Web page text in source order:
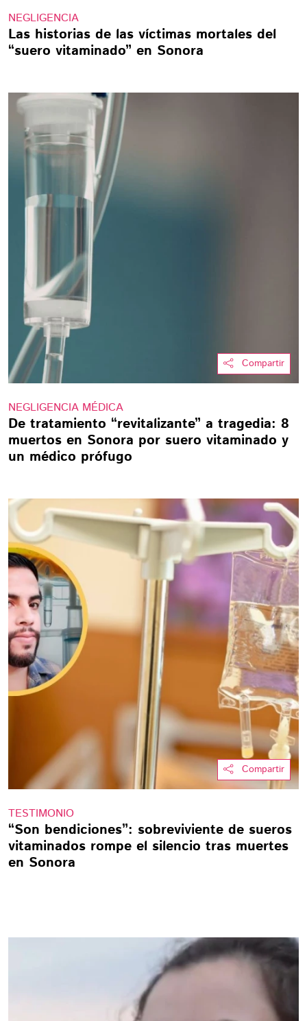
NEGLIGENCIA
Las historias de las víctimas mortales del
“suero vitaminado” en Sonora
Compartir
NEGLIGENCIA MÉDICA
De tratamiento “revitalizante” a tragedia: 8
muertos en Sonora por suero vitaminado y
un médico prófugo
Compartir
TESTIMONIO
“Son bendiciones”: sobreviviente de sueros
vitaminados rompe el silencio tras muertes
en Sonora